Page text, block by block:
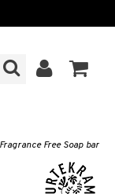
Free Soap bar